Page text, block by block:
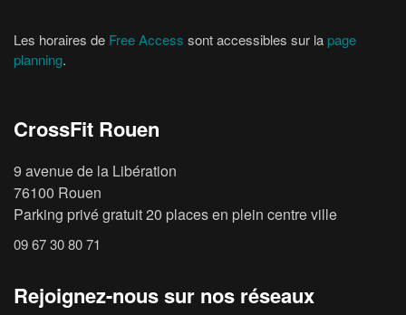
Les horaires de Free Access sont accessibles sur la page
planning.
CrossFit Rouen
9 avenue de la Libération
76100 Rouen
Parking privé gratuit 20 places en plein centre ville
09 67 30 80 71
Rejoignez-nous sur nos réseaux